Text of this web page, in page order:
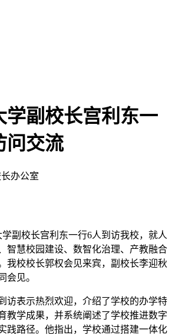
学副校长宫利东一
问交流
办公室
副校长宫利东一行6人到访我校，就人
智慧校园建设、数智化治理、产教融合
我校校长郭权会见来宾，副校长李迎秋
会见。
访表示热烈欢迎，介绍了学校的办学特
教学成果，并系统阐述了学校推进数字
践路径。他指出，学校通过搭建一体化